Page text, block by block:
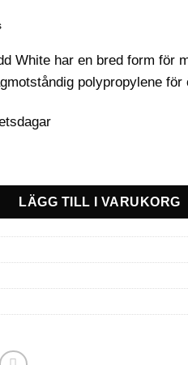
White har en bred form för
polypropylene för
- Lynx Radien mängd
LÄGG TILL I VARUKORG